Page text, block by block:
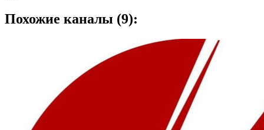
Похожие каналы (9):